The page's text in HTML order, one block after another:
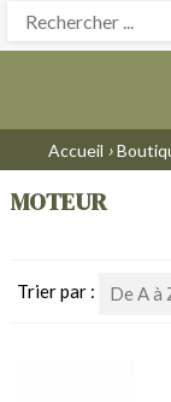
Accueil ›
MOTEUR
Trier par : De A à